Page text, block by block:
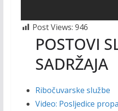
Post Views: 946
POSTOVI
SADRŽAJA
Ribočuvarske službe
Video: Posljedice